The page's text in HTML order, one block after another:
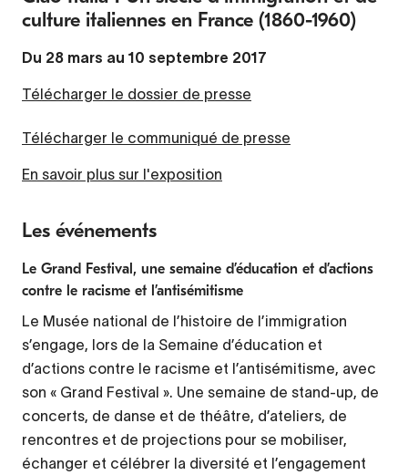
culture italiennes en France (1860-1960)
Du 28 mars au 10 septembre 2017
Télécharger le dossier de presse
Télécharger le communiqué de presse
En savoir plus sur l'exposition
Les événements
Le Grand Festival, une semaine d’éducation et d’actions
contre le racisme et l’antisémitisme
Le Musée national de l’histoire de l’immigration
s’engage, lors de la Semaine d’éducation et
d’actions contre le racisme et l’antisémitisme, avec
son « Grand Festival ». Une semaine de stand-up, de
concerts, de danse et de théâtre, d’ateliers, de
rencontres et de projections pour se mobiliser,
échanger et célébrer la diversité et l’engagement